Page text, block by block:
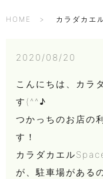
HOME カラダカエ
2020/08/20
こんにちは、カラ
す(^^♪
つかっちのお店の
す！
カラダカエル
が、駐車場がある